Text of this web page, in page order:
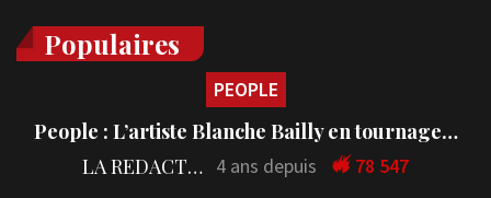
Populaires
PEOPLE
People : L’artiste Blanche Bailly en tournage…
LA REDACTION 4 ans depuis 78 547